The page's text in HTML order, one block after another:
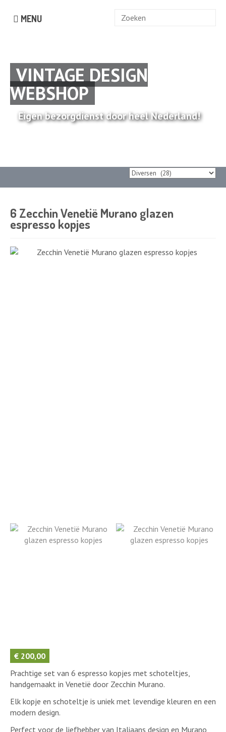
MENU
Zoek
VINTAGE DESIGN
WEBSHOP
Eigen bezorgdienst door heel Nederland!
6 Zecchin Venetië Murano glazen
espresso kopjes
€ 200,00
Prachtige set van 6 espresso kopjes met schoteltjes,
handgemaakt in Venetië door Zecchin Murano.
Elk kopje en schoteltje is uniek met levendige kleuren en een
modern design.
Perfect voor de liefhebber van Italiaans design en Murano